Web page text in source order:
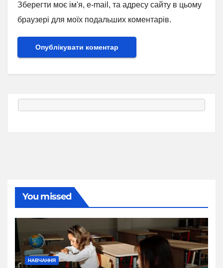
Зберегти моє ім'я, e-mail, та адресу сайту в цьому
браузері для моїх подальших коментарів.
You missed
НАВЧАННЯ